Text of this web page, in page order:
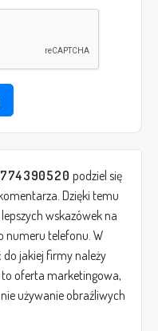
774390520 podziel się
Dzięki temu
wskazówek na
numeru telefonu. W
jakiej firmy należy
oferta marketingowa,
używanie obraźliwych